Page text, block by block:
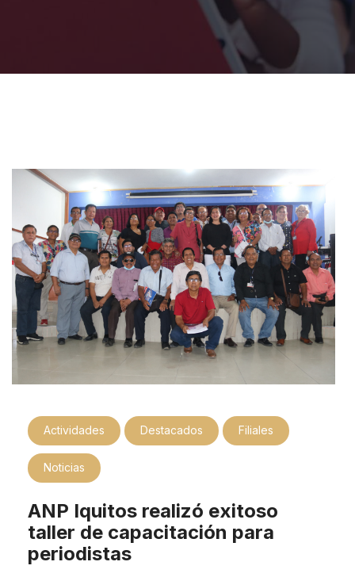
Actividades Destacados Filiales
Noticias
ANP Iquitos realizó exitoso
taller de capacitación para
periodistas